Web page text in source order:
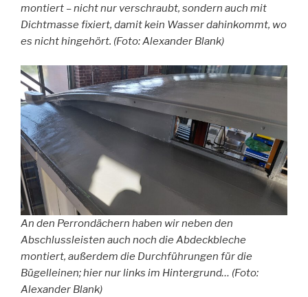
montiert – nicht nur verschraubt, sondern auch mit
Dichtmasse fixiert, damit kein Wasser dahinkommt, wo
es nicht hingehört. (Foto: Alexander Blank)
An den Perrondächern haben wir neben den
Abschlussleisten auch noch die Abdeckbleche
montiert, außerdem die Durchführungen für die
Bügelleinen; hier nur links im Hintergrund… (Foto:
Alexander Blank)